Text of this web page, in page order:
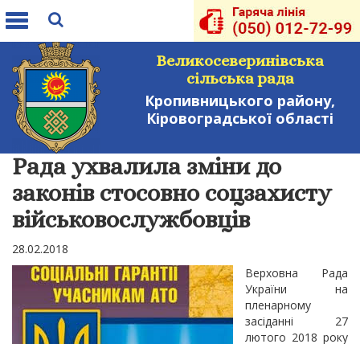
Toggle
Великосеверинівська
сільська рада
Кропивницького району,
Кіровоградської області
Рада ухвалила зміни до
законів стосовно соцзахисту
військовослужбовців
28.02.2018
Верховна Рада
України на
пленарному
засіданні 27
лютого 2018 року